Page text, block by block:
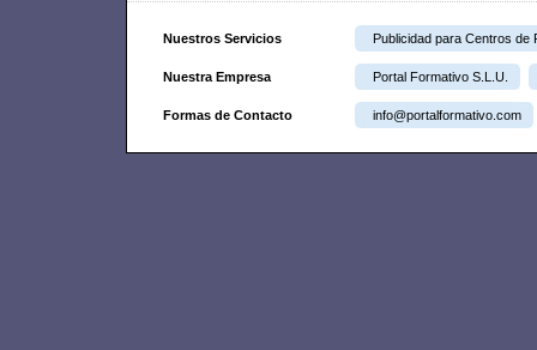
Nuestros Servicios Publicidad para Centros de
Nuestra Empresa Portal Formativo S.L.U.
Formas de Contacto info@portalformativo.com